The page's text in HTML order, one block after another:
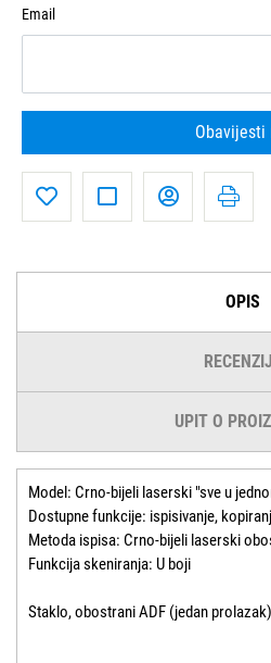
Email
Obavijesti
OPIS
UPIT O
Model: Crno-bijeli laserski "sve u
Dostupne funkcije: ispisivanje,
Metoda ispisa: Crno-bijeli laserski
Funkcija skeniranja: U boji
Staklo, obostrani ADF (jedan prolazak)